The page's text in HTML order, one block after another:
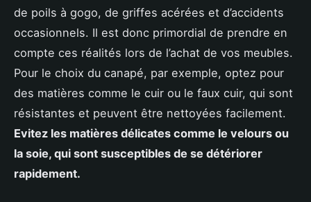
de poils à gogo, de griffes acérées et d’accidents
occasionnels. Il est donc primordial de prendre en
compte ces réalités lors de l’achat de vos meubles.
Pour le choix du canapé, par exemple, optez pour
des matières comme le cuir ou le faux cuir, qui sont
résistantes et peuvent être nettoyées facilement.
Evitez les matières délicates comme le velours ou
la soie, qui sont susceptibles de se détériorer
rapidement.